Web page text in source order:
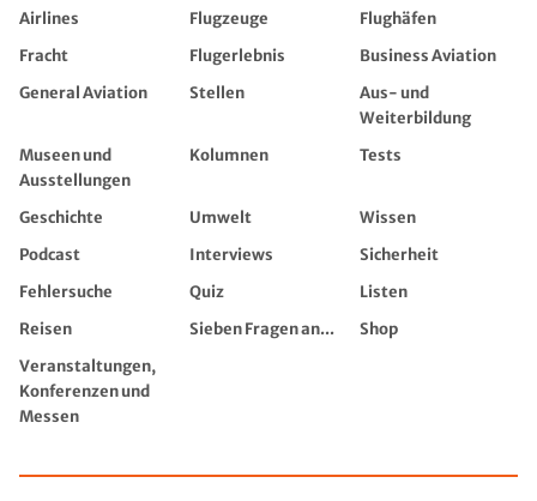
Airlines Flugzeuge
Flughäfen
Fracht
Flugerlebnis
Business Aviation
General Aviation
Stellen
Aus- und
Weiterbildung
Museen und
Ausstellungen
Kolumnen Tests
Geschichte Umwelt
Wissen
Podcast
Interviews
Sicherheit
Fehlersuche
Quiz
Listen
Reisen
Sieben Fragen an...
Shop
Veranstaltungen,
Konferenzen und
Messen